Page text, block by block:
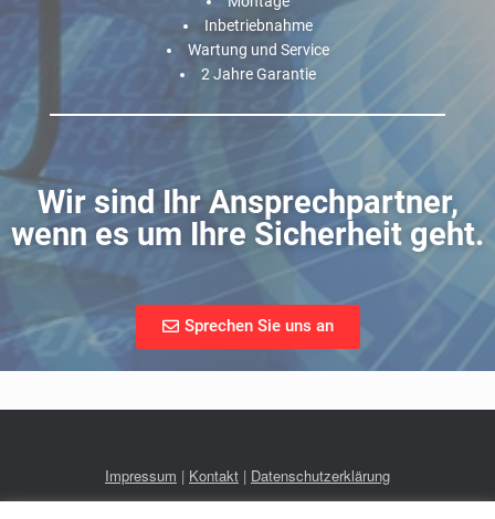
Inbetriebnahme
Wartung und Service
2 Jahre Garantie
Wir sind Ihr Ansprechpartner,
wenn es um Ihre Sicherheit geht.
Sprechen Sie uns an
Impressum | Kontakt | Datenschutzerklärung